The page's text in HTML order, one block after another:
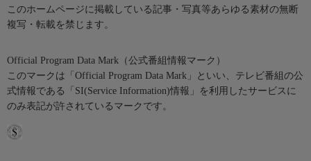
このホームページに掲載している記事・写真等あらゆる素材の無断
複写・転載を禁じます。
Official Program Data Mark（公式番組情報マーク）
このマークは「Official Program Data Mark」といい、テレビ番組の公
式情報である「SI(Service Information)情報」を利用したサービスに
のみ表記が許されているマークです。